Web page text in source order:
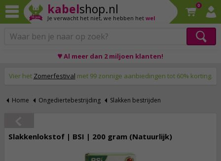
kabelshop.nl
Je verwacht het niet, we hebben het wel
0
♥ Al meer dan 2 miljoen klanten!
Vier het Zomerfestival met 99 zonnige aanbiedingen tot 60% korting.
Home Ongediertebestrijding Slakken bestrijden
Slakkenlokstof | BSI | 200 gram (Natuurlijk)